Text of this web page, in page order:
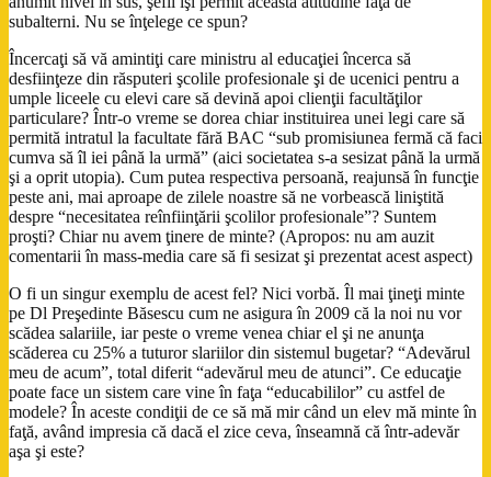
subalterni. Nu se înţelege ce spun?
Încercaţi să vă amintiţi care ministru al educaţiei încerca să
desfiinţeze din răsputeri şcolile profesionale şi de ucenici pentru a
umple liceele cu elevi care să devină apoi clienţii facultăţilor
particulare? Într-o vreme se dorea chiar instituirea unei legi care să
permită intratul la facultate fără BAC “sub promisiunea fermă că faci
cumva să îl iei până la urmă” (aici societatea s-a sesizat până la urmă
şi a oprit utopia). Cum putea respectiva persoană, reajunsă în funcţie
peste ani, mai aproape de zilele noastre să ne vorbească liniştită
despre “necesitatea reînfiinţării şcolilor profesionale”? Suntem
proşti? Chiar nu avem ţinere de minte? (Apropos: nu am auzit
comentarii în mass-media care să fi sesizat şi prezentat acest aspect)
O fi un singur exemplu de acest fel? Nici vorbă. Îl mai ţineţi minte
pe Dl Preşedinte Băsescu cum ne asigura în 2009 că la noi nu vor
scădea salariile, iar peste o vreme venea chiar el şi ne anunţa
scăderea cu 25% a tuturor slariilor din sistemul bugetar? “Adevărul
meu de acum”, total diferit “adevărul meu de atunci”. Ce educaţie
poate face un sistem care vine în faţa “educabililor” cu astfel de
modele? În aceste condiţii de ce să mă mir când un elev mă minte în
faţă, având impresia că dacă el zice ceva, înseamnă că într-adevăr
aşa şi este?